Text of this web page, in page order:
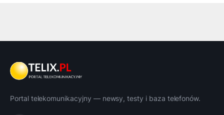
Portal telekomunikacyjny — newsy, testy i baza telefonów.